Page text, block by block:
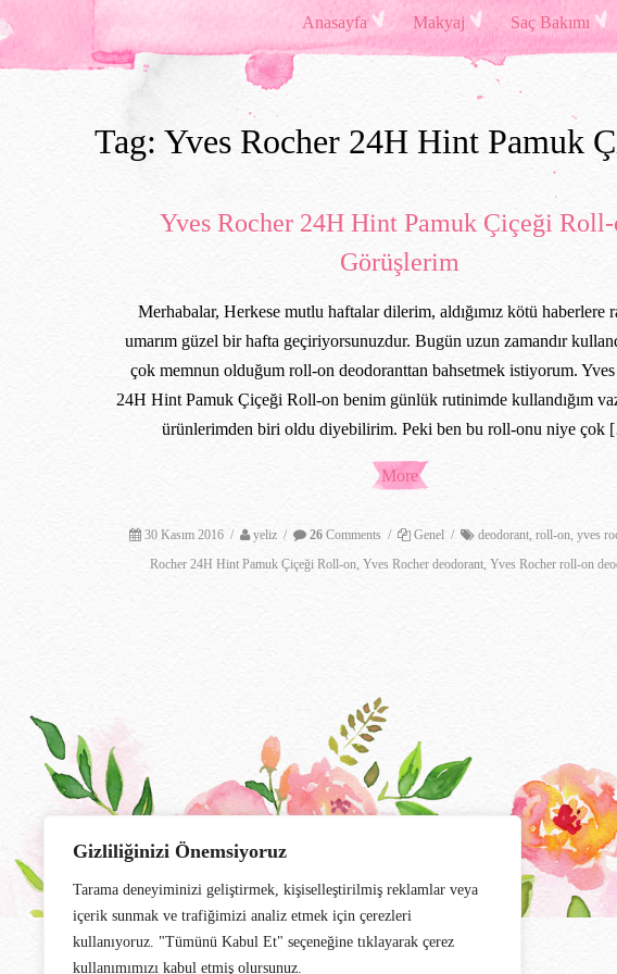
Gizliliğinizi Önemsiyoruz
Tarama deneyiminizi geliştirmek, kişiselleştirilmiş reklamlar veya
içerik sunmak ve trafiğimizi analiz etmek için çerezleri
kullanıyoruz. "Tümünü Kabul Et" seçeneğine tıklayarak çerez
kullanımımızı kabul etmiş olursunuz.
Anasayfa Makyaj Saç Bakımı
Tag: Yves Rocher 24H Hint Pamuk
Yves Rocher 24H Hint Pamuk Çiçeği
Görüşlerim
Merhabalar, Herkese mutlu haftalar dilerim, aldığımız kötü haberlere
umarım güzel bir hafta geçiriyorsunuzdur. Bugün uzun zamandır
çok memnun olduğum roll-on deodoranttan bahsetmek istiyorum.
24H Hint Pamuk Çiçeği Roll-on benim günlük rutinimde kullandığım
ürünlerimden biri oldu diyebilirim. Peki ben bu roll-onu niye
More
30 Kasım 2016 / yeliz / 26 Comments / Genel / deodorant ,roll-on ,yves
Rocher 24H Hint Pamuk Çiçeği Roll-on ,Yves Rocher deodorant ,Yves Rocher roll-on